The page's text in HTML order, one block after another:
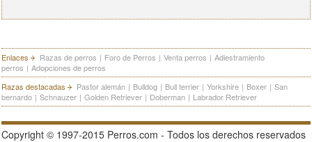
Enlaces Razas de perros | Foro de Perros | Venta perros | Adiestramiento
perros | Adopciones de perros
Razas destacadas
Pastor alemán | Bulldog | Bull terrier | Yorkshire | Boxer | San
bernardo | Schnauzer | Golden Retriever | Doberman | Labrador Retriever
Copyright © 1997-2015 Perros.com - Todos los derechos reservados